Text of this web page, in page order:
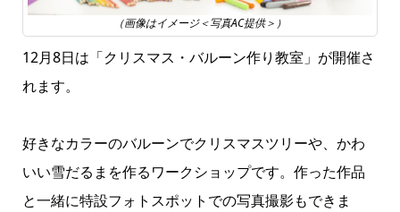
（画像はイメージ＜写真AC提供＞）
12月8日は「クリスマス・バルーン作り教室」が開催さ
れます。
好きなカラーのバルーンでクリスマスツリーや、かわ
いい雪だるまを作るワークショップです。作った作品
と一緒に特設フォトスポットでの写真撮影もできま